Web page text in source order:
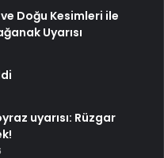
Doğu Kesimleri ile
Uyarısı
uyarısı: Rüzgar